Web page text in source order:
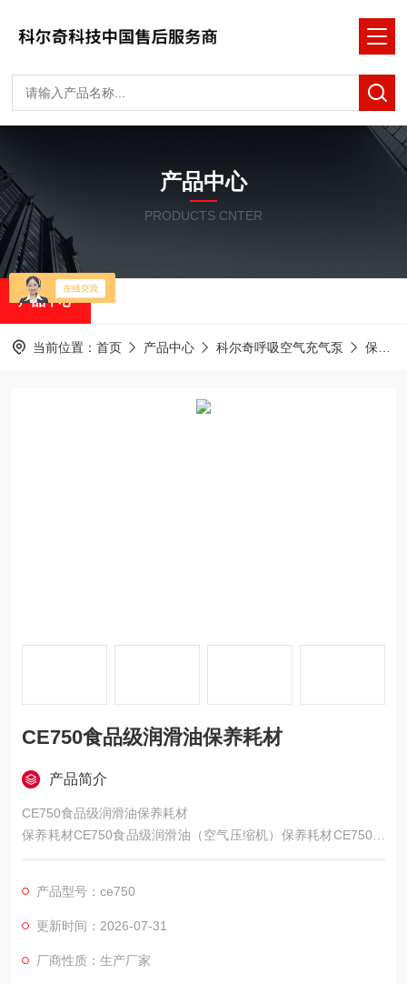
产品中心
PRODUCTS CNTER
产品中心
当前位置： 首页 产品中心 科尔奇呼吸空气充气泵 保养耗材
CE750食品级润滑油保养耗材
产品简介
CE750食品级润滑油保养耗材
保养耗材CE750食品级润滑油（空气压缩机）保养耗材CE750食
品级润滑油（空气压缩机）保养耗材CE750食品级润滑油（空气
oltrisub.CE750食品级润滑油（空气压缩机）
供应商：科尔奇中国有限公司
产品型号：ce750
更新时间：2026-07-31
厂商性质：生产厂家